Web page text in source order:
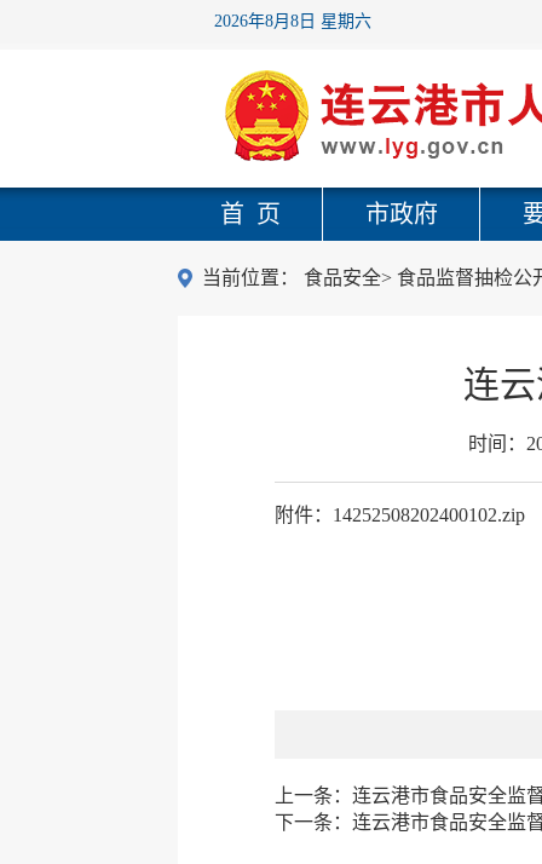
2026年8月8日 星期六
首 页 市政府
当前位置： 食品安全> 食品监督抽检公
连
时间：
附件：14252508202400102.zip
上一条： 连云港市食品安全监
下一条： 连云港市食品安全监